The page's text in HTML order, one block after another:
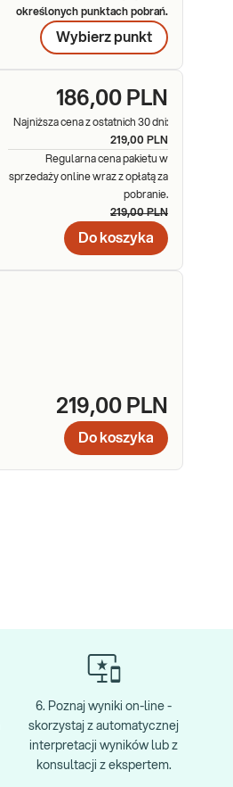
określonych punktach pobrań.
Wybierzpunkt
186,00 PLN
Najniższa cena z ostatnich 30 dni:
219,00 PLN
Regularna cena pakietu w
sprzedaży online wraz z opłatą za
pobranie.
219,00 PLN
Do koszyka
219,00 PLN
Do koszyka
6. Poznaj wyniki on-line -
skorzystaj z automatycznej
interpretacji wyników lub z
konsultacji z ekspertem.